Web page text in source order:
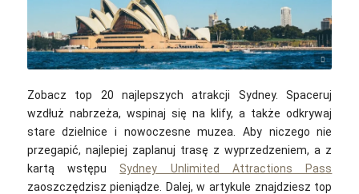
Frances Gunn / Unsplash
Zobacz top 20 najlepszych atrakcji Sydney.Spaceruj
wzdłuż nabrzeża, wspinaj się na klify, a także odkrywaj
stare dzielnice i nowoczesne muzea. Aby niczego nie
przegapić, najlepiej zaplanuj trasę z wyprzedzeniem, a z
kartą wstępu Sydney Unlimited Attractions Pass
zaoszczędzisz pieniądze. Dalej, w artykule znajdziesz top